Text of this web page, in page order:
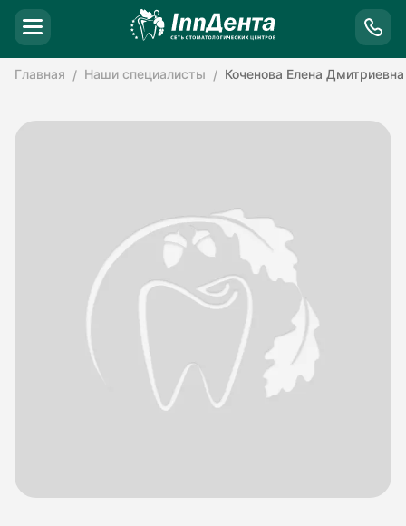
Главная Наши специалисты Коченова Елена Дмитриевна